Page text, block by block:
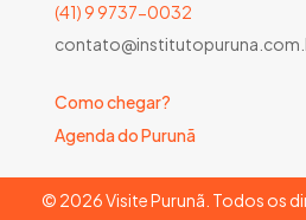
(41) 9 9737-0032
Como chegar?
Agenda do Purunã
© 2026Visite Purunã. Todos os